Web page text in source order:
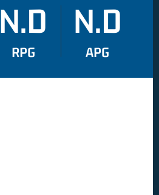
N.D
RPG
N.D
APG